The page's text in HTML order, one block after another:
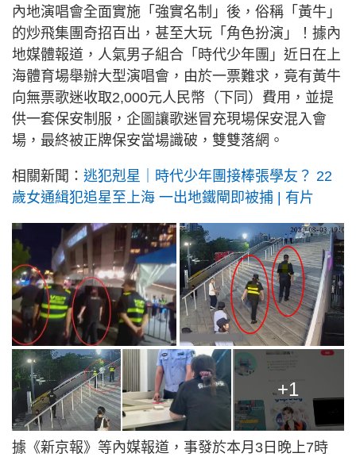
內地演唱會全面實施「強實名制」後，俗稱「黃牛」
的炒飛集團奇招百出，甚至大玩「角色扮演」！據內
地媒體報道，人氣男子組合「時代少年團」近日在上
海體育場舉辦大型演唱會，由於一票難求，竟有黃牛
向無票歌迷收取2,000元人民幣（下同）費用，並提
供一套保安制服，企圖讓歌迷冒充現場保安混入會
場，最終被正牌保安當場識破，雙雙落網。
相關新聞： 逃犯剋星｜時代少年團接棒張學友？ 22
歲女通緝犯追星至上海 一出地鐵閘即被捕 | 有片
+1
據《新京報》等內媒報道，事發於本月3日晚上7時